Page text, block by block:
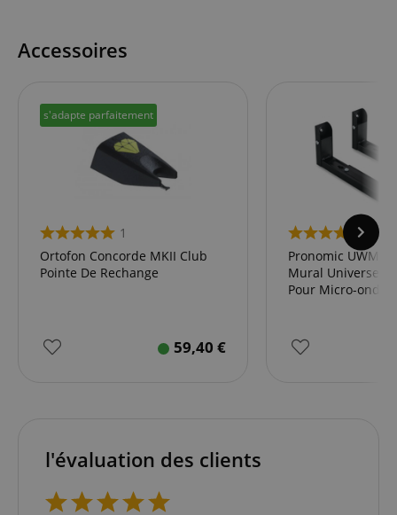
Accessoires
s'adapte parfaitement
1
Ortofon Concorde MKII Club
Pointe De Rechange
59,40 €
Pronomic UWM-
Mural Universel
Pour Micro-
l'évaluation des clients